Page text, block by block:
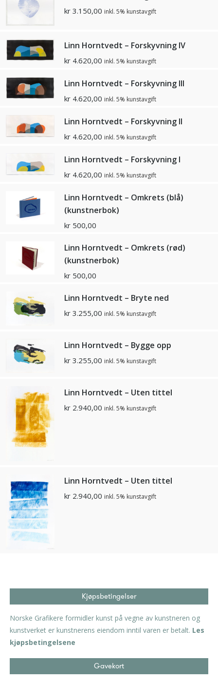
kr 3.150,00 inkl. 5% kunstavgift
Linn Horntvedt – Forskyvning IV
kr 4.620,00 inkl. 5% kunstavgift
Linn Horntvedt – Forskyvning III
kr 4.620,00 inkl. 5% kunstavgift
Linn Horntvedt – Forskyvning II
kr 4.620,00 inkl. 5% kunstavgift
Linn Horntvedt – Forskyvning I
kr 4.620,00 inkl. 5% kunstavgift
Linn Horntvedt – Omkrets (blå)
(kunstnerbok)
kr 500,00
Linn Horntvedt – Omkrets (rød)
(kunstnerbok)
kr 500,00
Linn Horntvedt – Bryte ned
kr 3.255,00 inkl. 5% kunstavgift
Linn Horntvedt – Bygge opp
kr 3.255,00 inkl. 5% kunstavgift
Linn Horntvedt – Uten tittel
kr 2.940,00 inkl. 5% kunstavgift
Linn Horntvedt – Uten tittel
kr 2.940,00 inkl. 5% kunstavgift
Kjøpsbetingelser
Norske Grafikere formidler kunst på vegne av kunstneren og
kunstverket er kunstnerens eiendom inntil varen er betalt. Les
kjøpsbetingelsene
Gavekort